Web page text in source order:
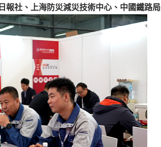
報社、上海防災減災技術中心、中國鐵路